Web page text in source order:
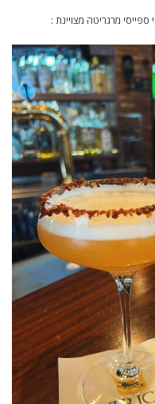
מרגריטה מצויינת :